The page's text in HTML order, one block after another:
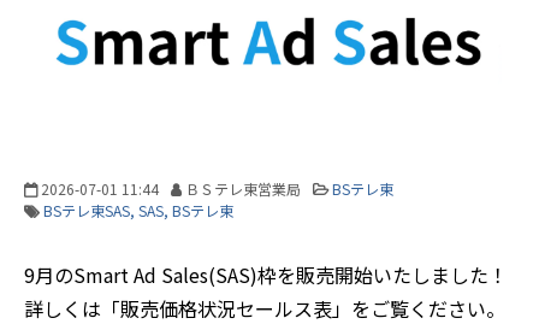
最新情報・お知らせ
2026-07-01 11:44 ＢＳテレ東営業局
BSテレ東
BSテレ東SAS SAS BSテレ東
9月のSmart Ad Sales(SAS)枠を販売開始いたしました！
詳しくは「販売価格状況セールス表」をご覧ください。